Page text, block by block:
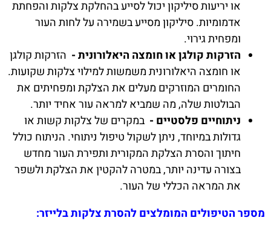
או יריעות סיליקון יכול לסייע בהחלקת צלקות והפחתת
אדמומיות. סיליקון מסייע בשמירה על לחות העור
ומפחית גירוי.
הזרקות קולגן או חומצה היאלורונית - הזרקות קולגן
או חומצה היאלורונית משמשות למילוי צלקות שקועות.
החומרים המוזרקים מעלים את הצלקת ומפחיתים את
הבולטות שלה, מה שמביא למראה עור אחיד יותר.
ניתוחיים פלסטיים - במקרים של צלקות קשות או
גדולות במיוחד, ניתן לשקול טיפול ניתוחי. הניתוח כולל
חיתוך והסרת הצלקת המקורית ותפירת העור מחדש
בצורה עדינה יותר, במטרה להקטין את הצלקת ולשפר
את המראה הכללי של העור.
מספר הטיפולים המומלצים להסרת צלקות בלייזר: